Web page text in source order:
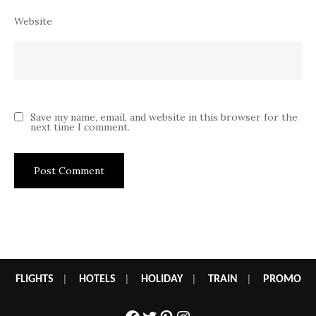
Website
Save my name, email, and website in this browser for the
next time I comment.
FLIGHTS HOTELS HOLIDAY| TRAIN PROMO